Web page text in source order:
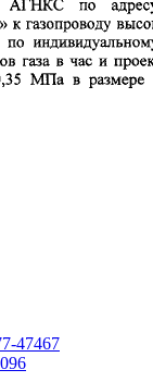
47467